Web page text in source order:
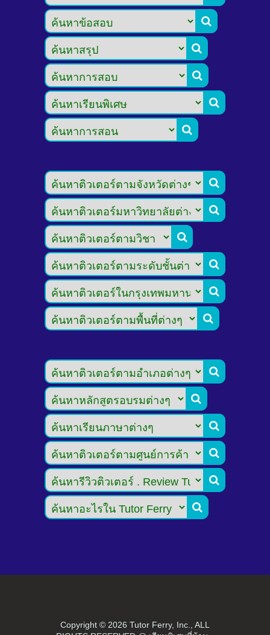

















Copyright © 2026 Tutor Ferry, Inc., ALL